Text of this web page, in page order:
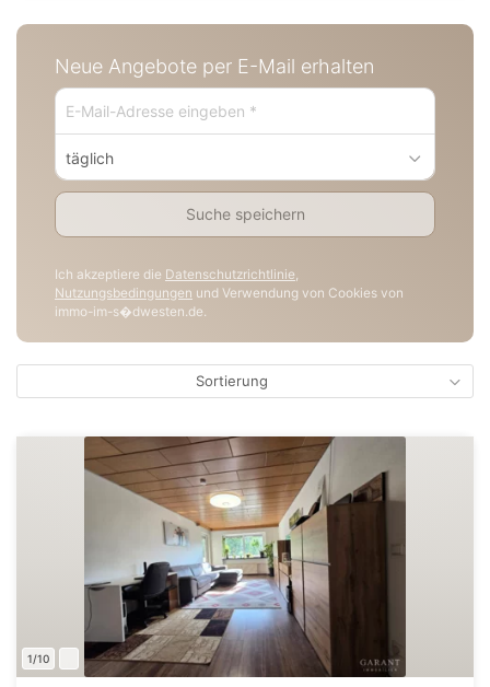
Neue Angebote per E-Mail erhalten
täglich
Suche speichern
Ich akzeptiere die Datenschutzrichtlinie,
Nutzungsbedingungen und Verwendung von Cookies von
immo-im-s�dwesten.de.
Sortierung
1/10